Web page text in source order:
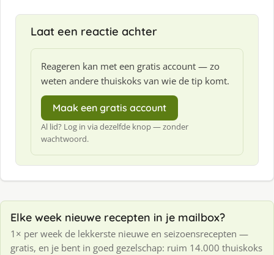
Laat een reactie achter
Reageren kan met een gratis account — zo
weten andere thuiskoks van wie de tip komt.
Maak een gratis account
Al lid? Log in via dezelfde knop — zonder
wachtwoord.
Elke week nieuwe recepten in je mailbox?
1× per week de lekkerste nieuwe en seizoensrecepten —
gratis, en je bent in goed gezelschap: ruim 14.000 thuiskoks